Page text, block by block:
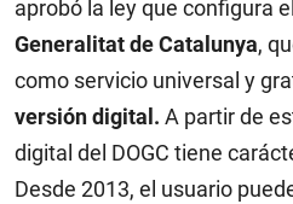
aprobó la ley que configura el
Generalitat de Catalunya,
como servicio universal y
versión digital. A partir de
digital del DOGC tiene
Desde 2013, el usuario